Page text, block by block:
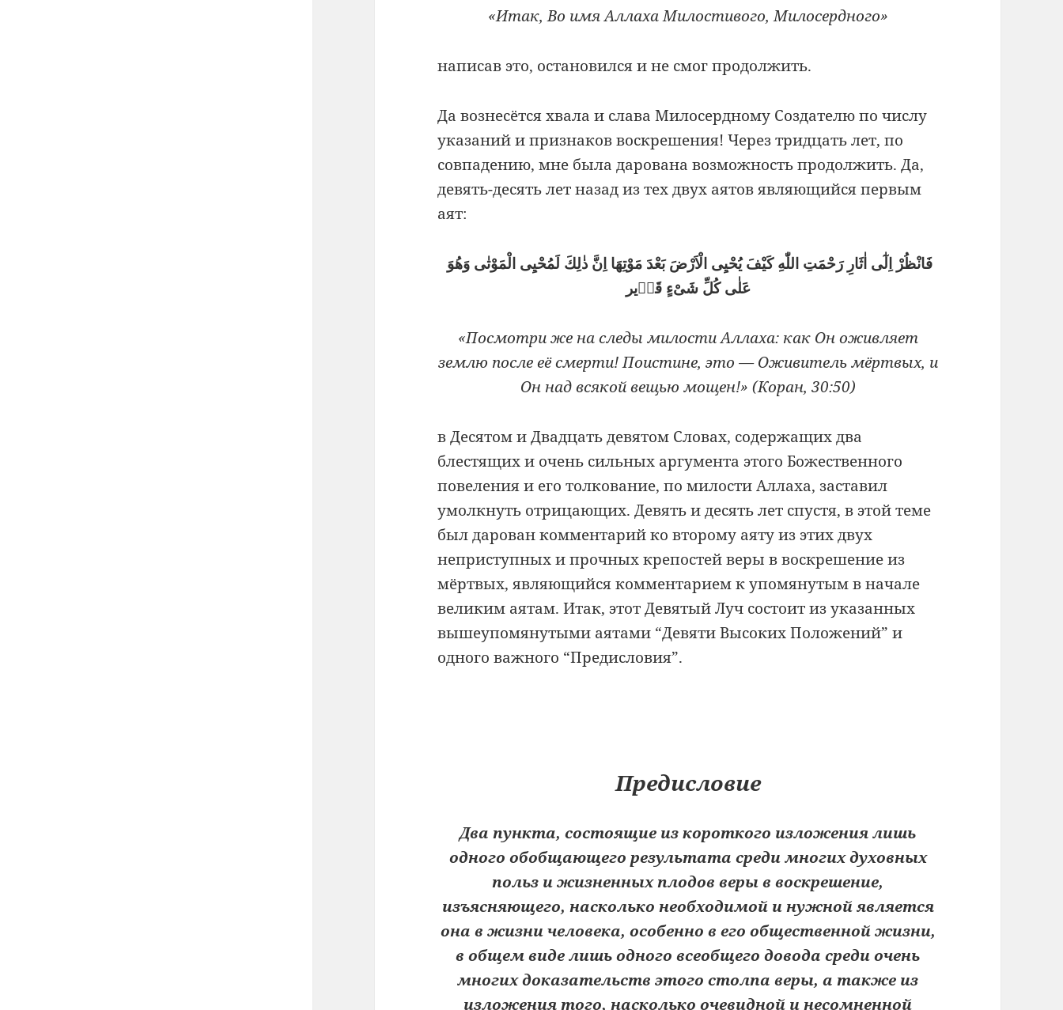
«Итак, Во имя Аллаха Милостивого, Милосердного»
написав это, остано­вился и не смог продолжить.
Да вознесётся хвала и слава Милосердному Создателю по числу
указаний и признаков воскрешения! Через тридцать лет, по
совпадению, мне была дарована возможность продолжить. Да,
девять-десять лет назад из тех двух аятов являющийся первым
аят:
عَلٰى كُلِّ شَىْءٍ قَدٖير
«Посмотри же на следы милости Аллаха: как Он оживляет
землю после её смерти! Поистине, это — Оживитель мёртвых, и
Он над всякой вещью мощен!» (Коран, 30:50)
в Десятом и Двадцать девятом Словах, содержащих два
блестящих и очень сильных аргумента этого Божественного
повеления и его толкование, по милости Аллаха, заставил
умолкнуть отрицающих. Девять и десять лет спустя, в этой теме
был дарован комментарий ко второму аяту из этих двух
неприступных и прочных крепостей веры в воскрешение из
мёртвых, являющийся комментарием к упомянутым в начале
великим аятам. Итак, этот Девятый Луч состоит из указанных
вышеупомянутыми аятами “Девяти Высоких Положений” и
одного важного “Предисловия”.
Предисловие
Два пункта, состоящие из короткого изложения лишь
одного обобщающего результата среди многих духовных
польз и жизненных плодов веры в воскрешение,
изъясняющего, насколько необходимой и нужной является
она в жизни человека, особенно в его общественной жизни,
в общем виде лишь одного всеобщего довода среди очень
многих доказательств этого столпа веры, а также из
изложения того, насколько очевидной и несомненной